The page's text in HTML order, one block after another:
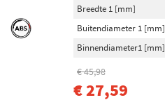
Breedte 1 [mm]
Buitendiameter 1 [mm]
Binnendiameter1 [mm]
€ 45,98
€ 27,59